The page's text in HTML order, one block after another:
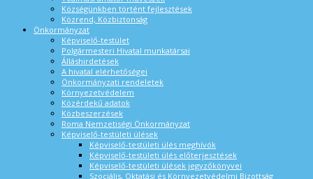
Községünkben történt fejlesztések
Közrend, Közbiztonság
Önkormányzat
Képviselő-testület
Polgármesteri Hivatal munkatársai
Álláshirdetések
A hivatal elérhetőségei
Önkormányzati rendeletek
Környezetvédelem
Közérdekű adatok
Közbeszerzések
Roma Nemzetiségi Önkormányzat
Képviselő-testületi ülések
Képviselő-testületi ülés meghívók
Képviselő-testületi ülés előterjesztések
Képviselő-testületi ülések jegyzőkönyvei
Szociális, Oktatási és Környezetvédelmi Bizottság